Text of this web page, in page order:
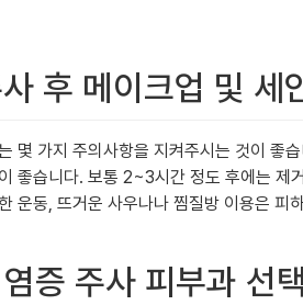
후 메이크업 및 세
몇 가지 주의사항을 지켜주시는 것이 좋
좋습니다. 보통 2~3시간 정도 후에는 제
운동, 뜨거운 사우나나 찜질방 이용은
증 주사 피부과 선